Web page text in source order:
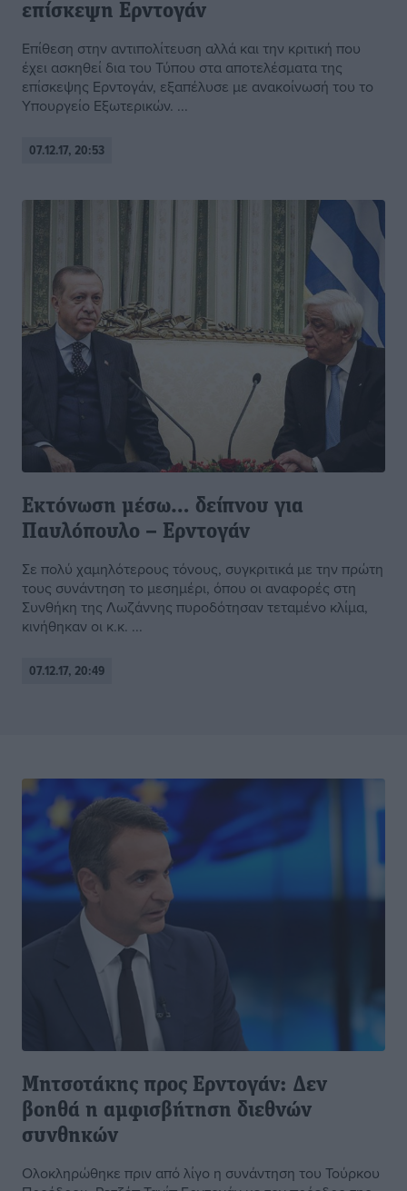
επίσκεψη Ερντογάν
Επίθεση στην αντιπολίτευση αλλά και την κριτική που
έχει ασκηθεί δια του Τύπου στα αποτελέσματα της
επίσκεψης Ερντογάν, εξαπέλυσε με ανακοίνωσή του το
Υπουργείο Εξωτερικών. ...
07.12.17, 20:53
Εκτόνωση μέσω… δείπνου για
Παυλόπουλο – Ερντογάν
Σε πολύ χαμηλότερους τόνους, συγκριτικά με την πρώτη
τους συνάντηση το μεσημέρι, όπου οι αναφορές στη
Συνθήκη της Λωζάννης πυροδότησαν τεταμένο κλίμα,
κινήθηκαν οι κ.κ. ...
07.12.17, 20:49
Μητσοτάκης προς Ερντογάν: Δεν
βοηθά η αμφισβήτηση διεθνών
συνθηκών
Ολοκληρώθηκε πριν από λίγο η συνάντηση του Τούρκου